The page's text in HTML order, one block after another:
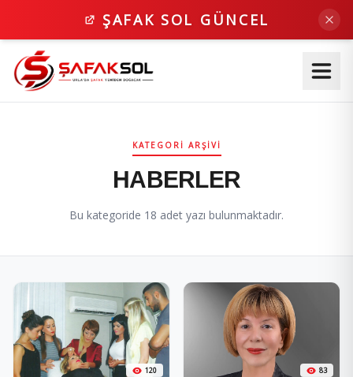
ŞAFAK SOL GÜNCEL
KATEGORI ARŞIVI
HABERLER
Bu kategoride 18 adet yazı bulunmaktadır.
120 83